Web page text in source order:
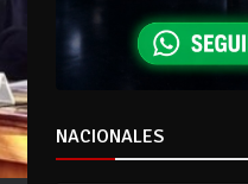
NACIONALES